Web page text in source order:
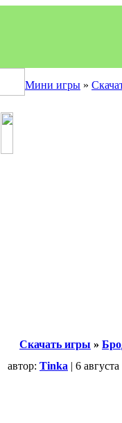
Мини игры »
Скачать игры »
автор: Tinka | 6